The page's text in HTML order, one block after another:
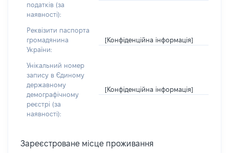
податків (за
наявності):
Реквізити паспорта
громадянина
України:
[Конфіденційна інформація]
Унікальний номер
запису в Єдиному
державному
демографічному
реєстрі (за
наявності):
[Конфіденційна інформація]
Зареєстроване місце проживання